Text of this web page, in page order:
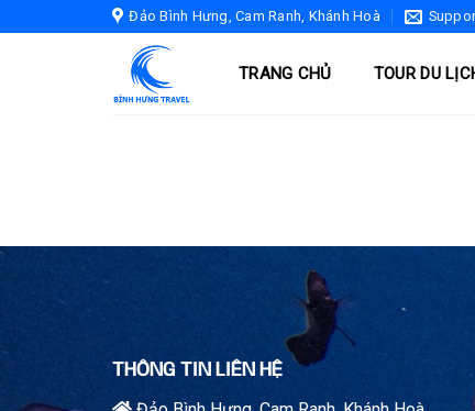
to
Đảo Bình Hưng, Cam Ranh, Khánh Hoà
TRANG CHỦ TOUR DU
THÔNG TIN LIÊN HỆ